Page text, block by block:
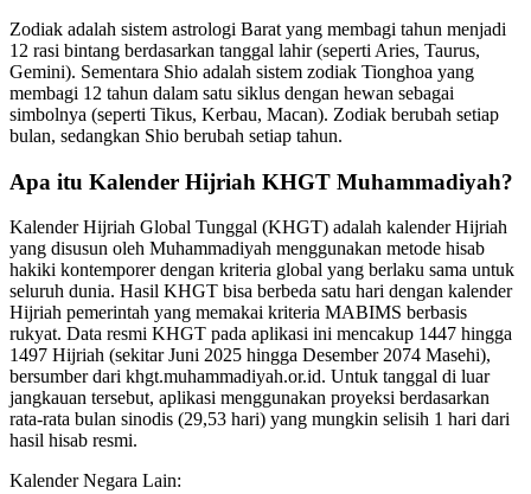
Zodiak adalah sistem astrologi Barat yang membagi tahun menjadi
12 rasi bintang berdasarkan tanggal lahir (seperti Aries, Taurus,
Gemini). Sementara Shio adalah sistem zodiak Tionghoa yang
membagi 12 tahun dalam satu siklus dengan hewan sebagai
simbolnya (seperti Tikus, Kerbau, Macan). Zodiak berubah setiap
bulan, sedangkan Shio berubah setiap tahun.
Apa itu Kalender Hijriah KHGT Muhammadiyah?
Kalender Hijriah Global Tunggal (KHGT) adalah kalender Hijriah
yang disusun oleh Muhammadiyah menggunakan metode hisab
hakiki kontemporer dengan kriteria global yang berlaku sama untuk
seluruh dunia. Hasil KHGT bisa berbeda satu hari dengan kalender
Hijriah pemerintah yang memakai kriteria MABIMS berbasis
rukyat. Data resmi KHGT pada aplikasi ini mencakup 1447 hingga
1497 Hijriah (sekitar Juni 2025 hingga Desember 2074 Masehi),
bersumber dari khgt.muhammadiyah.or.id. Untuk tanggal di luar
jangkauan tersebut, aplikasi menggunakan proyeksi berdasarkan
rata-rata bulan sinodis (29,53 hari) yang mungkin selisih 1 hari dari
hasil hisab resmi.
Kalender Negara Lain: